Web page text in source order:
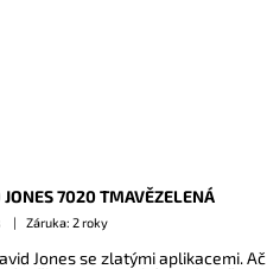
7020 TMAVĚZELENÁ
Záruka: 2 roky
Jones se zlatými aplikacemi. Ač